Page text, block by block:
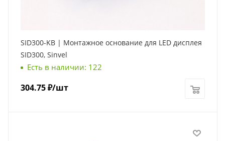
SID300-KB | Монтажное основание для LED дисплея
SID300, Sinvel
Есть в наличии: 122
304.75₽/шт